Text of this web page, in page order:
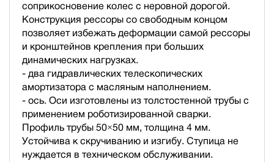
соприкосновение колес с неровной дорогой.
Конструкция рессоры со свободным концом
позволяет избежать деформации самой рессоры
и кронштейнов крепления при больших
динамических нагрузках.
- два гидравлических телескопических
амортизатора с масляным наполнением.
- ось. Оси изготовлены из толстостенной трубы с
применением роботизированной сварки.
Профиль трубы 50×50 мм, толщина 4 мм.
Устойчива к скручиванию и изгибу. Ступица не
нуждается в техническом обслуживании.